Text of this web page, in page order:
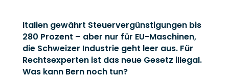
Italien gewährt Steuervergünstigungen bis
280 Prozent – aber nur für EU-Maschinen,
die Schweizer Industrie geht leer aus. Für
Rechtsexperten ist das neue Gesetz illegal.
Was kann Bern noch tun?